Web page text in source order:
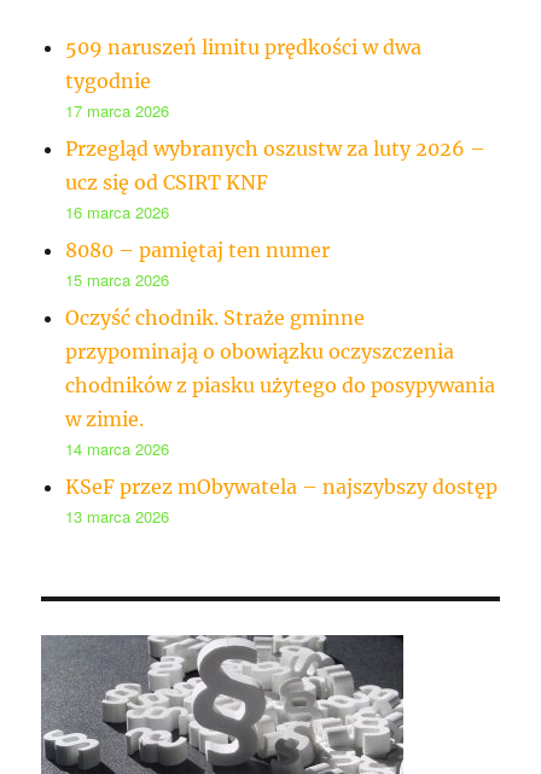
509 naruszeń limitu prędkości w dwa
tygodnie
17 marca 2026
Przegląd wybranych oszustw za luty 2026 –
ucz się od CSIRT KNF
16 marca 2026
8080 – pamiętaj ten numer
15 marca 2026
Oczyść chodnik. Straże gminne
przypominają o obowiązku oczyszczenia
chodników z piasku użytego do posypywania
w zimie.
14 marca 2026
KSeF przez mObywatela – najszybszy dostęp
13 marca 2026